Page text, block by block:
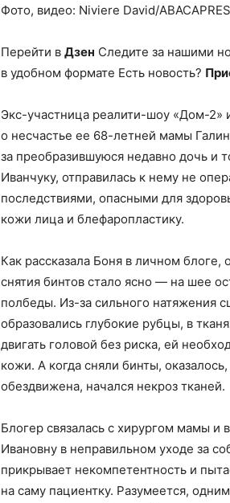
Фото, видео: Niviere David/
Перейти в Дзен Следите за нашими
в удобном формате Есть новость?
Экс-участница реалити-шоу «Дом-2»
о несчастье ее 68-летней мамы
за преобразившуюся недавно дочь и
Иванчуку, отправилась к нему не
последствиями, опасными для
кожи лица и блефаропластику.
Как рассказала Боня в личном
снятия бинтов стало ясно — на шее
полбеды. Из-за сильного натяжения
образовались глубокие рубцы, в
двигать головой без риска, ей
кожи. А когда сняли бинты,
обездвижена, начался некроз тканей.
Блогер связалась с хирургом мамы и
Ивановну в неправильном уходе за
прикрывает некомпетентность и
на саму пациентку. Разумеется,